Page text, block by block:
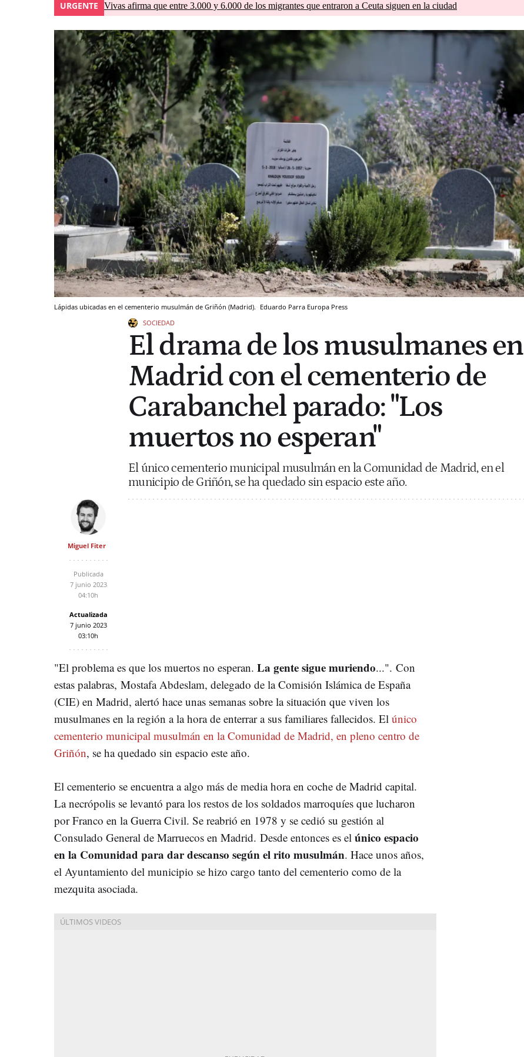
URGENTE Vivas afirma que entre 3.000 y 6.000 de los migrantes que entraron a Ceuta siguen en la ciudad
Lápidas ubicadas en el cementerio musulmán de Griñón (Madrid). Eduardo Parra Europa Press
SOCIEDAD
El drama de los musulmanes en
Madrid con el cementerio de
Carabanchel parado: "Los
muertos no esperan"
El único cementerio municipal musulmán en la Comunidad de Madrid, en el
municipio de Griñón, se ha quedado sin espacio este año.
Miguel Fiter
Publicada
7 junio 2023
04:10h
Actualizada
7 junio 2023
03:10h
"El problema es que los muertos no esperan. La gente sigue muriendo...". Con
estas palabras, Mostafa Abdeslam, delegado de la Comisión Islámica de España
(CIE) en Madrid, alertó hace unas semanas sobre la situación que viven los
musulmanes en la región a la hora de enterrar a sus familiares fallecidos. El único
cementerio municipal musulmán en la Comunidad de Madrid, en pleno centro de
Griñón, se ha quedado sin espacio este año.
El cementerio se encuentra a algo más de media hora en coche de Madrid capital.
La necrópolis se levantó para los restos de los soldados marroquíes que lucharon
por Franco en la Guerra Civil. Se reabrió en 1978 y se cedió su gestión al
Consulado General de Marruecos en Madrid. Desde entonces es el único espacio
en la Comunidad para dar descanso según el rito musulmán. Hace unos años,
el Ayuntamiento del municipio se hizo cargo tanto del cementerio como de la
mezquita asociada.